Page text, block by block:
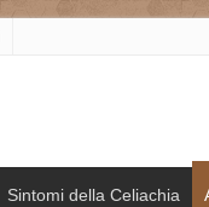
Sintomi della Celiachia